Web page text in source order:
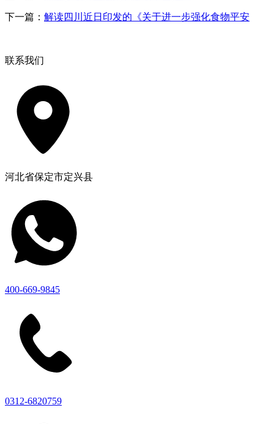
下一篇： 解读四川近日印发的《关于进一步强化食物平安
联系我们
河北省保定市定兴县
400-669-9845
0312-6820759